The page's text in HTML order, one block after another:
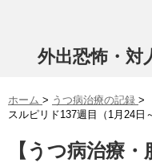
外出恐怖・対
ホーム > うつ病治療の記録 >
スルピリド137週目（1月24日
【うつ病治療